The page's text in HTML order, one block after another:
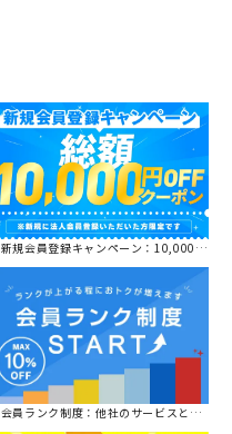
新規会員登録キャンペーン：10,000円OFFクーポン進呈中！
会員ランク制度：他社のサービスと比較してください。